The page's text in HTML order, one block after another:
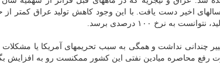
سالهای اخیر دست یافت. با این وجود کاهش تولید عراق کمتر
به نرخ ۱۰۰ درصدی برسد.
چندانی نداشت و همگی به سبب تحریمهای آمریکا یا
رفع محاصره میادین نفتی این کشور ممکنست رو به افزایش